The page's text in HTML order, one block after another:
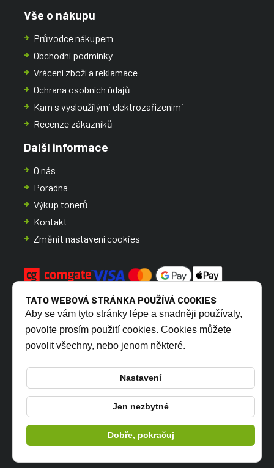
Vše o nákupu
Průvodce nákupem
Obchodní podmínky
Vrácení zboží a reklamace
Ochrana osobních údajů
Kam s vysloužilými elektrozařízeními
Recenze zákazníků
Další informace
O nás
Poradna
Výkup tonerů
Kontakt
Změnit nastavení cookies
CZ SK
© 2026 TONERSYP s.r.o.
TATO WEBOVÁ STRÁNKA POUŽÍVÁ COOKIES
Aby se vám tyto stránky lépe a snadněji používaly,
povolte prosím použití cookies. Cookies můžete
povolit všechny, nebo jenom některé.
Nastavení
Jen nezbytné
Dobře, pokračuj